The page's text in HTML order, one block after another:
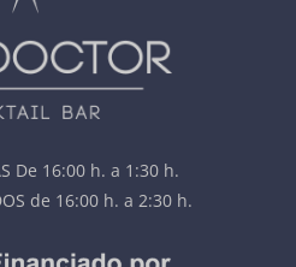
De 16:00 h. a 1:30 h.
de 16:00 h. a 2:30 h.